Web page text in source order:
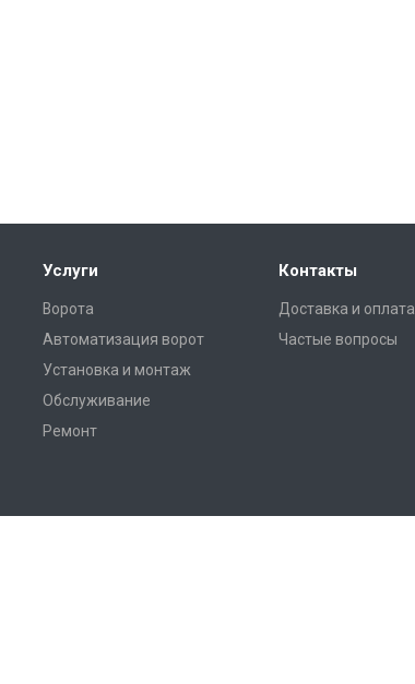
Услуги
Ворота
Автоматизация ворот
Установка и монтаж
Обслуживание
Ремонт
Контакты
Доставка и оплата
Частые вопросы